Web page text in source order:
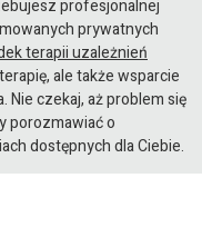
profesjonalnej
prywatnych
terapii uzależnień
ale także wsparcie
Nie czekaj, aż problem się
porozmawiać o
dostępnych dla Ciebie.